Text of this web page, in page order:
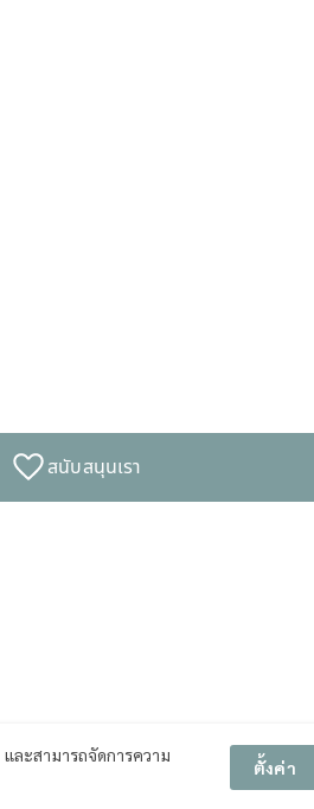
สนับสนุนเรา
และสามารถจัดการความ
ตั้งค่า